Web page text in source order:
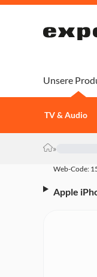
Unsere
TV & Audio
»
Web-Code:
Apple